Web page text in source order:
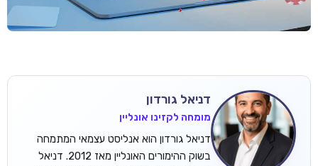
דניאל גורדון
מומחה לקזינו אונליין
דניאל גורדון הוא אנליסט עצמאי המתמחה
בשוק ההימורים האונליין מאז 2012. דניאל